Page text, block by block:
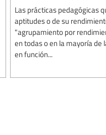
Las prácticas pedagógicas
aptitudes o de su
"agrupamiento por
en todas o en la mayoría
en función...